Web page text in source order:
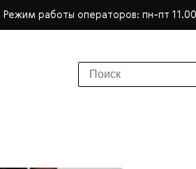
Режим работы операторов: пн-пт